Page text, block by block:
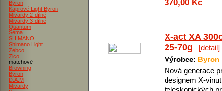
Byron
Kaprové Light Byron
Mivardy 2-dílné
Mivardy 3-dílné
Quantum
Sema
SHIMANO
Shimano Light
Zebco
Zico
matchové
Browning
Byron
D.A.M
Mivardy
370,00 Kč
X-act XA
25-70g
[detail]
Výrobce: Byron
Nová generace
designem X-
teleskopických